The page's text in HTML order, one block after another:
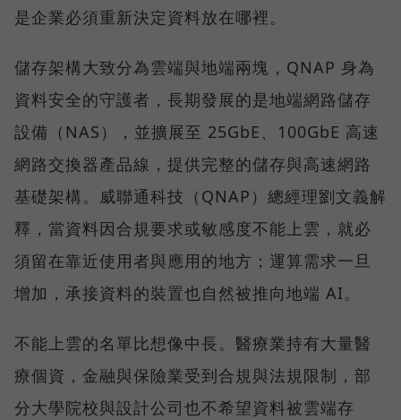
是企業必須重新決定資料放在哪裡。
儲存架構大致分為雲端與地端兩塊，QNAP 身為
資料安全的守護者，長期發展的是地端網路儲存
設備（NAS），並擴展至 25GbE、100GbE 高速
網路交換器產品線，提供完整的儲存與高速網路
基礎架構。威聯通科技（QNAP）總經理劉文義解
釋，當資料因合規要求或敏感度不能上雲，就必
須留在靠近使用者與應用的地方；運算需求一旦
增加，承接資料的裝置也自然被推向地端 AI。
不能上雲的名單比想像中長。醫療業持有大量醫
療個資，金融與保險業受到合規與法規限制，部
分大學院校與設計公司也不希望資料被雲端存